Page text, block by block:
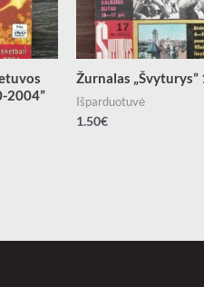
2004”
Žurnalas „Švyturys”
Išparduotuvė
1.50€